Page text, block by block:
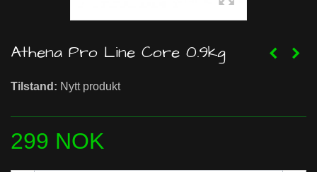
Athena Pro Line Core 0.9kg
Tilstand: Nytt produkt
299 NOK